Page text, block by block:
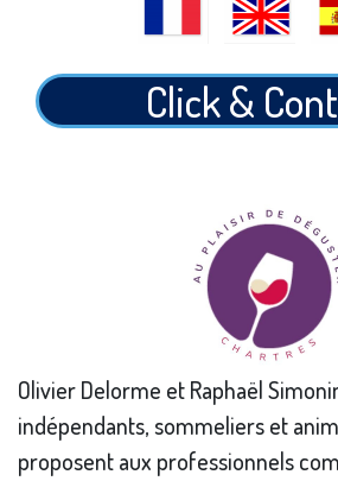
Click &
Olivier Delorme et Raphaël
indépendants, sommeliers et
proposent aux professionnels